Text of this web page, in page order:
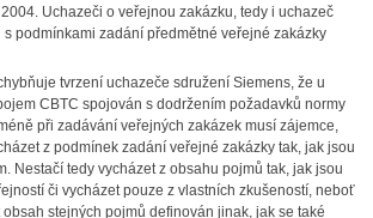
Uchazeči o veřejnou zakázku, tedy i uchazeč
podmínkami zadání předmětné veřejné zakázky
tvrzení uchazeče sdružení Siemens, že u
CBTC spojován s dodržením požadavků normy
při zadávání veřejných zakázek musí zájemce,
z podmínek zadání veřejné zakázky tak, jak jsou
Nestačí tedy vycházet z obsahu pojmů tak, jak jsou
či vycházet pouze z vlastních zkušeností, neboť
stejných pojmů definován jinak, jak se také